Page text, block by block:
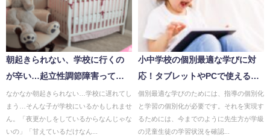
朝起きられない、学校に行くの
が辛い…起立性調節障害ってど
んな病気？映画で知るチャンス
も
なかなか朝起きられない…学校に遅れてし
まう…そんな子が学校にいるかもしれませ
ん。「夜更かしをしているからなんじゃな
いの」「甘えているだけなん...
小中学校の個別最適な学びに対
応！タブレットやPCで使えるデ
ジタル教材7選
個別最適な学びのためには、指導の個別化
と学習の個別化が必要です。それを実現す
るためには、今までのように先生方が学級
の児童生徒の学習状況を確認...